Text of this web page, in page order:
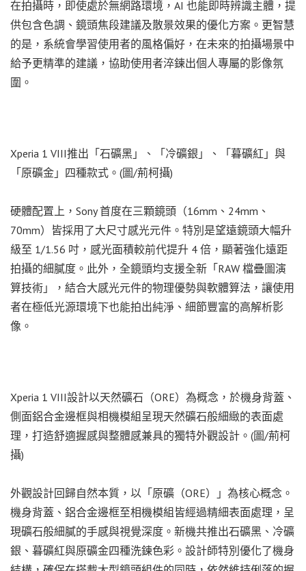
在拍攝時，即使處於無網路環境，AI 也能即時辨識主體，提
供包含色調、鏡頭焦段建議及散景效果的優化方案。更智慧
的是，系統會學習使用者的風格偏好，在未來的拍攝場景中
給予更精準的建議，協助使用者淬鍊出個人專屬的影像氛
圍。
Xperia 1 VIII推出「石礦黑」、「冷礦銀」、「暮礦紅」與
「原礦金」四種款式。(圖/荊柯攝)
硬體配置上，Sony 首度在三顆鏡頭（16mm、24mm、
70mm）皆採用了大尺寸感光元件。特別是望遠鏡頭大幅升
級至 1/1.56 吋，感光面積較前代提升 4 倍，顯著強化遠距
拍攝的細膩度。此外，全鏡頭均支援全新「RAW 檔疊圖演
算技術」，結合大感光元件的物理優勢與軟體算法，讓使用
者在極低光源環境下也能拍出純淨、細節豐富的高解析影
像。
Xperia 1 VIII設計以天然礦石（ORE）為概念，於機身背蓋、
側面鋁合金邊框與相機模組呈現天然礦石般細緻的表面處
理，打造舒適握感與整體感兼具的獨特外觀設計。(圖/荊柯
攝)
外觀設計回歸自然本質，以「原礦（ORE）」為核心概念。
機身背蓋、鋁合金邊框至相機模組皆經過精細表面處理，呈
現礦石般細膩的手感與視覺深度。新機共推出石礦黑、冷礦
銀、暮礦紅與原礦金四種洗鍊色彩。設計師特別優化了機身